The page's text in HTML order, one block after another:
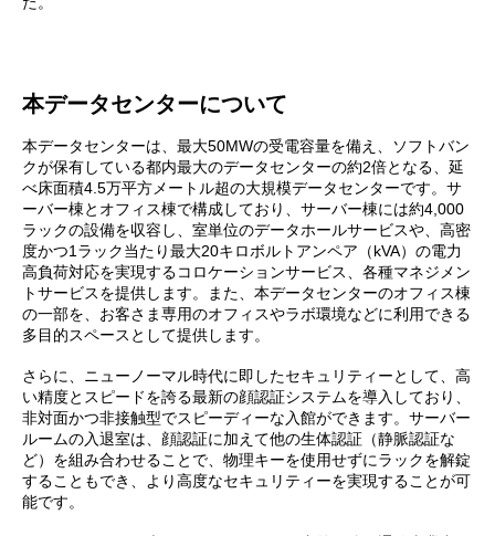
本データセンターについて
本データセンターは、最大50MWの受電容量を備え、ソフトバン
クが保有している都内最大のデータセンターの約2倍となる、延
べ床面積4.5万平方メートル超の大規模データセンターです。サ
ーバー棟とオフィス棟で構成しており、サーバー棟には約4,000
ラックの設備を収容し、室単位のデータホールサービスや、高密
度かつ1ラック当たり最大20キロボルトアンペア（kVA）の電力
高負荷対応を実現するコロケーションサービス、各種マネジメン
トサービスを提供します。また、本データセンターのオフィス棟
の一部を、お客さま専用のオフィスやラボ環境などに利用できる
多目的スペースとして提供します。
さらに、ニューノーマル時代に即したセキュリティーとして、高
い精度とスピードを誇る最新の顔認証システムを導入しており、
非対面かつ非接触型でスピーディーな入館ができます。サーバー
ルームの入退室は、顔認証に加えて他の生体認証（静脈認証な
ど）を組み合わせることで、物理キーを使用せずにラックを解錠
することもでき、より高度なセキュリティーを実現することが可
能です。